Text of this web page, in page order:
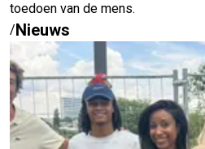
toedoen van de mens.
/Nieuws